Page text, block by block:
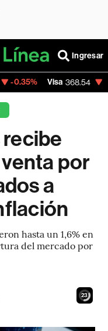
Ingresar
368.54 -0.28%
recibe
por
a
hasta un 1,6% en
del mercado por
21